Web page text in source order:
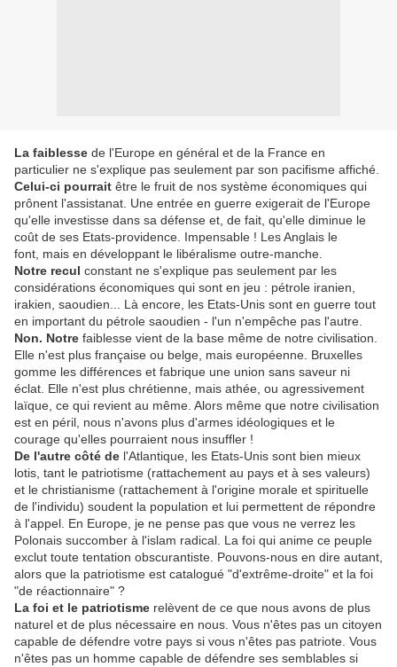
La faiblesse de l'Europe en général et de la France en
particulier ne s'explique pas seulement par son pacifisme affiché.
Celui-ci pourrait être le fruit de nos système économiques qui
prônent l'assistanat. Une entrée en guerre exigerait de l'Europe
qu'elle investisse dans sa défense et, de fait, qu'elle diminue le
coût de ses Etats-providence. Impensable ! Les Anglais le
font, mais en développant le libéralisme outre-manche.
Notre recul constant ne s'explique pas seulement par les
considérations économiques qui sont en jeu : pétrole iranien,
irakien, saoudien... Là encore, les Etats-Unis sont en guerre tout
en important du pétrole saoudien - l'un n'empêche pas l'autre.
Non. Notre faiblesse vient de la base même de notre civilisation.
Elle n'est plus française ou belge, mais européenne. Bruxelles
gomme les différences et fabrique une union sans saveur ni
éclat. Elle n'est plus chrétienne, mais athée, ou agressivement
laïque, ce qui revient au même. Alors même que notre civilisation
est en péril, nous n'avons plus d'armes idéologiques et le
courage qu'elles pourraient nous insuffler !
De l'autre côté de l'Atlantique, les Etats-Unis sont bien mieux
lotis, tant le patriotisme (rattachement au pays et à ses valeurs)
et le christianisme (rattachement à l'origine morale et spirituelle
de l'individu) soudent la population et lui permettent de répondre
à l'appel. En Europe, je ne pense pas que vous ne verrez les
Polonais succomber à l'islam radical. La foi qui anime ce peuple
exclut toute tentation obscurantiste. Pouvons-nous en dire autant,
alors que la patriotisme est catalogué "d'extrême-droite" et la foi
"de réactionnaire" ?
La foi et le patriotisme relèvent de ce que nous avons de plus
naturel et de plus nécessaire en nous. Vous n'êtes pas un citoyen
capable de défendre votre pays si vous n'êtes pas patriote. Vous
n'êtes pas un homme capable de défendre ses semblables si